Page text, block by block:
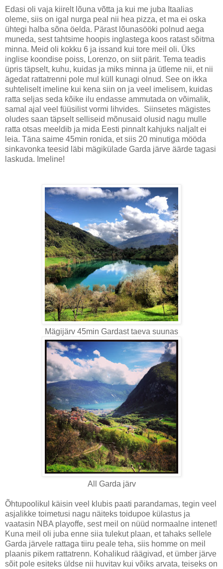
Edasi oli vaja kiirelt lõuna võtta ja kui me juba Itaalias
oleme, siis on igal nurga peal nii hea pizza, et ma ei oska
ühtegi halba sõna öelda. Pärast lõunasööki polnud aega
muneda, sest tahtsime hoopis inglastega koos ratast sõitma
minna. Meid oli kokku 6 ja issand kui tore meil oli. Üks
inglise koondise poiss, Lorenzo, on siit pärit. Tema teadis
üpris täpselt, kuhu, kuidas ja miks minna ja ütleme nii, et nii
ägedat rattatrenni pole mul küll kunagi olnud. See on ikka
suhteliselt imeline kui kena siin on ja veel imelisem, kuidas
ratta seljas seda kõike ilu endasse ammutada on võimalik,
samal ajal veel füüsilist vormi lihvides. Siinsetes mägistes
oludes saan täpselt selliseid mõnusaid olusid nagu mulle
ratta otsas meeldib ja mida Eesti pinnalt kahjuks naljalt ei
leia. Täna saime 45min ronida, et siis 20 minutiga mööda
sinkavonka teesid läbi mägikülade Garda järve äärde tagasi
laskuda. Imeline!
Mägijärv 45min Gardast taeva suunas
All Garda järv
Õhtupoolikul käisin veel klubis paati parandamas, tegin veel
asjalikke toimetusi nagu näiteks toidupoe külastus ja
vaatasin NBA playoffe, sest meil on nüüd normaalne intenet!
Kuna meil oli juba enne siia tulekut plaan, et tahaks sellele
Garda järvele rattaga tiiru peale teha, siis homme on meil
plaanis pikem rattatrenn. Kohalikud räägivad, et ümber järve
sõit pole esiteks üldse nii huvitav kui võiks arvata, teiseks on